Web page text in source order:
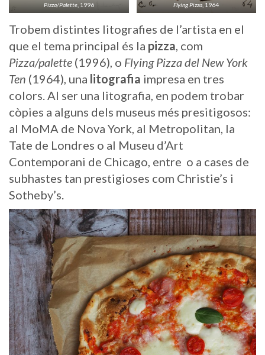
Pizza/Palette, 1996 Flying Pizza , 1964
Trobem distintes litografies de l’artista en el
que el tema principal és la pizza, com
Pizza/palette (1996), o Flying Pizza del New York
Ten (1964), una litografia impresa en tres
colors. Al ser una litografia, en podem trobar
còpies a alguns dels museus més presitigosos:
al MoMA de Nova York, al Metropolitan, la
Tate de Londres o al Museu d’Art
Contemporani de Chicago, entre o a cases de
subhastes tan prestigioses com Christie’s i
Sotheby’s.